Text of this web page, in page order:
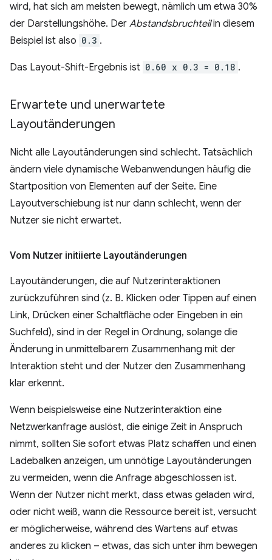
wird, hat sich am meisten bewegt, nämlich um etwa 30%
der Darstellungshöhe. Der Abstandsbruchteilin diesem
Beispiel ist also 0.3 .
Das Layout-Shift-Ergebnis ist 0.60 x 0.3 = 0.18 .
Erwartete und unerwartete
Layoutänderungen
Nicht alle Layoutänderungen sind schlecht. Tatsächlich
ändern viele dynamische Webanwendungen häufig die
Startposition von Elementen auf der Seite. Eine
Layoutverschiebung ist nur dann schlecht, wenn der
Nutzer sie nicht erwartet.
Vom Nutzer initiierte Layoutänderungen
Layoutänderungen, die auf Nutzerinteraktionen
zurückzuführen sind (z. B. Klicken oder Tippen auf einen
Link, Drücken einer Schaltfläche oder Eingeben in ein
Suchfeld), sind in der Regel in Ordnung, solange die
Änderung in unmittelbarem Zusammenhang mit der
Interaktion steht und der Nutzer den Zusammenhang
klar erkennt.
Wenn beispielsweise eine Nutzerinteraktion eine
Netzwerkanfrage auslöst, die einige Zeit in Anspruch
nimmt, sollten Sie sofort etwas Platz schaffen und einen
Ladebalken anzeigen, um unnötige Layoutänderungen
zu vermeiden, wenn die Anfrage abgeschlossen ist.
Wenn der Nutzer nicht merkt, dass etwas geladen wird,
oder nicht weiß, wann die Ressource bereit ist, versucht
er möglicherweise, während des Wartens auf etwas
anderes zu klicken – etwas, das sich unter ihm bewegen